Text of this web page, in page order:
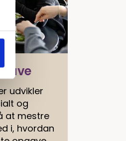
udvikler
og
at mestre
i, hvordan